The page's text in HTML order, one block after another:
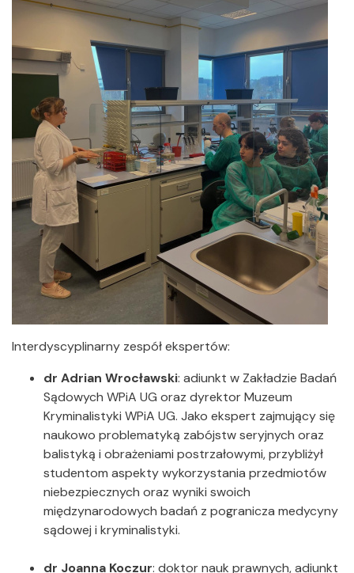
Interdyscyplinarny zespół ekspertów:
dr Adrian Wrocławski: adiunkt w Zakładzie Badań
Sądowych WPiA UG oraz dyrektor Muzeum
Kryminalistyki WPiA UG. Jako ekspert zajmujący się
naukowo problematyką zabójstw seryjnych oraz
balistyką i obrażeniami postrzałowymi, przybliżył
studentom aspekty wykorzystania przedmiotów
niebezpiecznych oraz wyniki swoich
międzynarodowych badań z pogranicza medycyny
sądowej i kryminalistyki.
dr Joanna Koczur: doktor nauk prawnych, adiunkt